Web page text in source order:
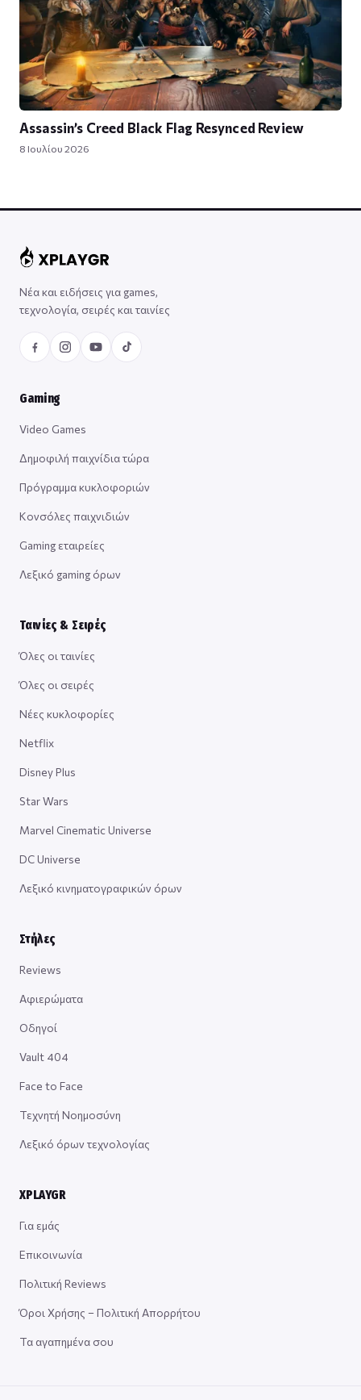
Assassin’s Creed Black Flag Resynced Review
8 Ιουλίου 2026
Νέα και ειδήσεις για games,
τεχνολογία, σειρές και ταινίες
Gaming
Video Games
Δημοφιλή παιχνίδια τώρα
Πρόγραμμα κυκλοφοριών
Κονσόλες παιχνιδιών
Gaming εταιρείες
Λεξικό gaming όρων
Ταινίες & Σειρές
Όλες οι ταινίες
Όλες οι σειρές
Νέες κυκλοφορίες
Netflix
Disney Plus
Star Wars
Marvel Cinematic Universe
DC Universe
Λεξικό κινηματογραφικών όρων
Στήλες
Reviews
Αφιερώματα
Οδηγοί
Vault 404
Face to Face
Τεχνητή Νοημοσύνη
Λεξικό όρων τεχνολογίας
XPLAYGR
Για εμάς
Επικοινωνία
Πολιτική Reviews
Όροι Χρήσης – Πολιτική Απορρήτου
Τα αγαπημένα σου